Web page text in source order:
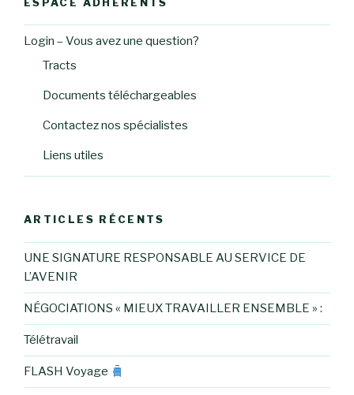
Login – Vous avez une question?
Tracts
Documents téléchargeables
Contactez nos spécialistes
Liens utiles
ARTICLES RÉCENTS
UNE SIGNATURE RESPONSABLE AU SERVICE DE
L’AVENIR
NÉGOCIATIONS « MIEUX TRAVAILLER ENSEMBLE » :
Télétravail
FLASH Voyage